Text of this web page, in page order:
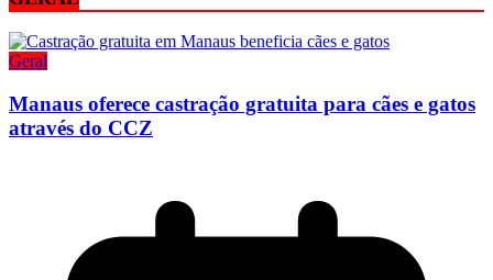
Geral
Manaus oferece castração gratuita para cães e gatos
através do CCZ